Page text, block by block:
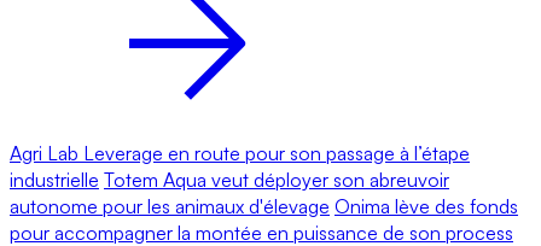
Agri Lab Leverage en route pour son passage à l’étape
industrielle Totem Aqua veut déployer son abreuvoir
autonome pour les animaux d'élevage Onima lève des fonds
pour accompagner la montée en puissance de son process